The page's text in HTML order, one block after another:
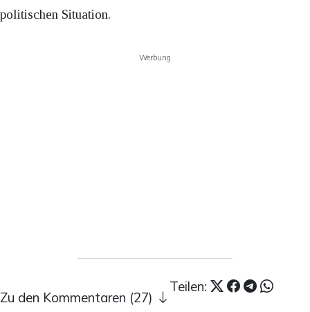
politischen Situation.
Werbung
Teilen:
Zu den Kommentaren (27)